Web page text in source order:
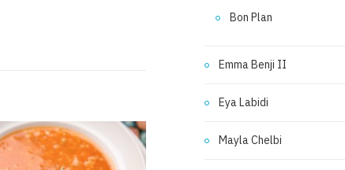
Bon Plan
Emma Benji II
Eya Labidi
Mayla Chelbi